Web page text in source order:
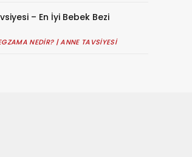
– En İyi Bebek Bezi
NEDIR? | ANNE TAVSIYESI